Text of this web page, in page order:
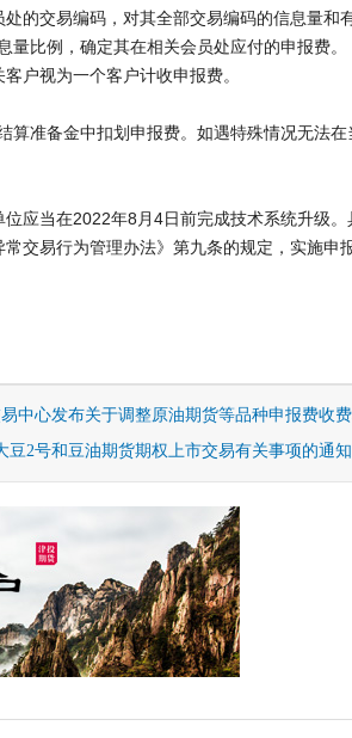
交易编码，对其全部交易编码的信息量和
量比例，确定其在相关会员处应付的申报费。
视为一个客户计收申报费。
准备金中扣划申报费。如遇特殊情况无法在
当在2022年8月4日前完成技术系统升级。
易行为管理办法》第九条的规定，实施申
中心发布关于调整原油期货等品种申报费收
豆2号和豆油期货期权上市交易有关事项的通知